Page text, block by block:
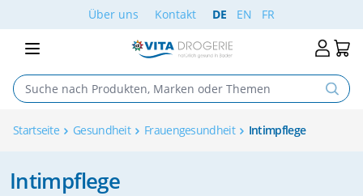
Skip to ContentÜber uns Kontakt DE EN FR
Startseite Gesundheit Frauengesundheit Intimpflege
Intimpflege